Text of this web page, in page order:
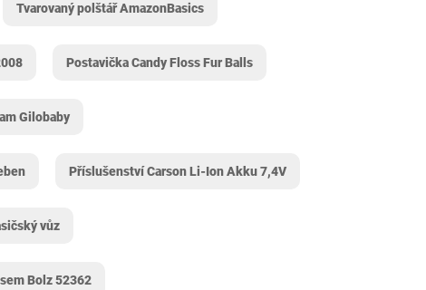
Tvarovaný polštář AmazonBasics
Postavička Candy Floss Fur Balls
Gilobaby
Příslušenství Carson Li-Ion Akku 7,4V
vůz
Bolz 52362